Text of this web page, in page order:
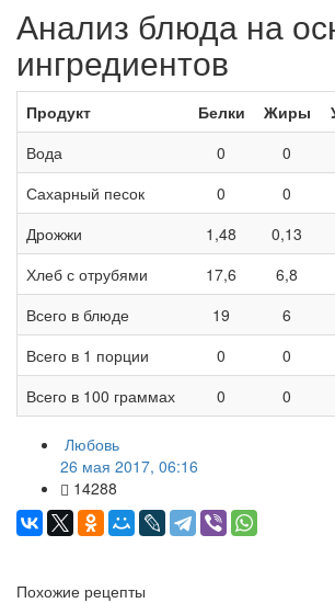
Анализ блюда на
ингредиентов
Продукт Белки Жиры
Вода
0 0
Сахарный песок
0 0
Дрожжи
1,48 0,13
Хлеб с отрубями
17,6 6,8
Всего в блюде
19 6
Всего в 1 порции
0 0
Всего в 100 граммах
0 0
Любовь
26 мая 2017, 06:16
14288
Похожие рецепты